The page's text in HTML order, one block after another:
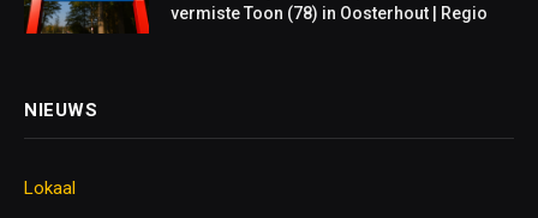
vermiste Toon (78) in Oosterhout | Regio
NIEUWS
Lokaal